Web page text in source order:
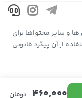
460,000 تومان
و سایر محتواها برای
از آن پیگرد قانونی